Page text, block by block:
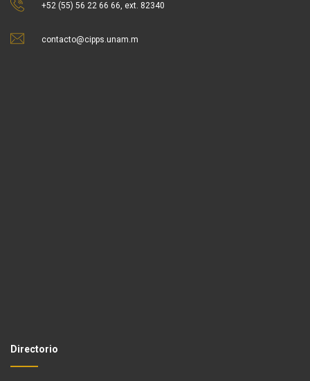
+52 (55) 56 22 66 66, ext. 82340
contacto@cipps.unam.m
Directorio